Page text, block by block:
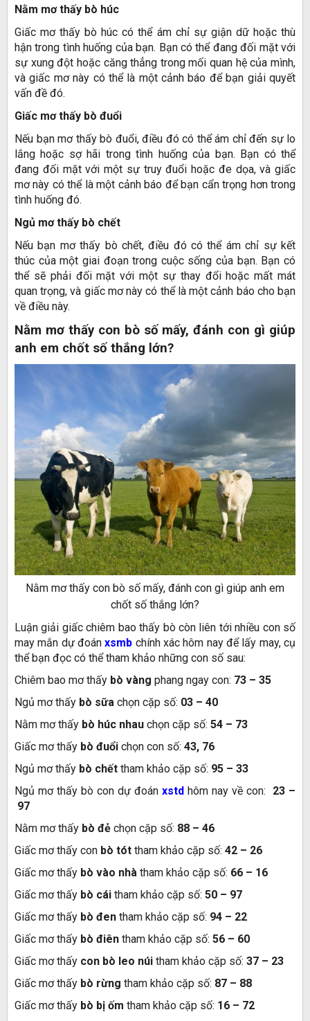
Nằm mơ thấy bò húc
Giấc mơ thấy bò húc có thể ám chỉ sự giận dữ hoặc thù
hận trong tình huống của bạn. Bạn có thể đang đối mặt với
sự xung đột hoặc căng thẳng trong mối quan hệ của mình,
và giấc mơ này có thể là một cảnh báo để bạn giải quyết
vấn đề đó.
Giấc mơ thấy bò đuổi
Nếu bạn mơ thấy bò đuổi, điều đó có thể ám chỉ đến sự lo
lắng hoặc sợ hãi trong tình huống của bạn. Bạn có thể
đang đối mặt với một sự truy đuổi hoặc đe dọa, và giấc
mơ này có thể là một cảnh báo để bạn cẩn trọng hơn trong
tình huống đó.
Ngủ mơ thấy bò chết
Nếu bạn mơ thấy bò chết, điều đó có thể ám chỉ sự kết
thúc của một giai đoạn trong cuộc sống của bạn. Bạn có
thể sẽ phải đối mặt với một sự thay đổi hoặc mất mát
quan trọng, và giấc mơ này có thể là một cảnh báo cho bạn
về điều này.
Nằm mơ thấy con bò số mấy, đánh con gì giúp
anh em chốt số thắng lớn?
Nằm mơ thấy con bò số mấy, đánh con gì giúp anh em
chốt số thắng lớn?
Luận giải giấc chiêm bao thấy bò còn liên tới nhiều con số
may mắn dự đoánxsmb chính xác hôm nay để lấy may, cụ
thể bạn đọc có thể tham khảo những con số sau:
Chiêm bao mơ thấy bò vàng phang ngay con: 73 – 35
Ngủ mơ thấy bò sữa chọn cặp số: 03 – 40
Nằm mơ thấy bò húc nhau chọn cặp số: 54 – 73
Giấc mơ thấy bò đuổi chọn con số: 43, 76
Ngủ mơ thấy bò chết tham khảo cặp số: 95 – 33
Ngủ mơ thấy bò con dự đoán xstd hôm nay về con: 23 –
97
Nằm mơ thấy bò đẻ chọn cặp số: 88 – 46
Giấc mơ thấy con bò tót tham khảo cặp số: 42 – 26
Giấc mơ thấy bò vào nhà tham khảo cặp số: 66 – 16
Giấc mơ thấy bò cái tham khảo cặp số: 50 – 97
Giấc mơ thấy bò đen tham khảo cặp số: 94 – 22
Giấc mơ thấy bò điên tham khảo cặp số: 56 – 60
Giấc mơ thấy con bò leo núi tham khảo cặp số: 37 – 23
Giấc mơ thấy bò rừng tham khảo cặp số: 87 – 88
Giấc mơ thấy bò bị ốm tham khảo cặp số: 16 – 72